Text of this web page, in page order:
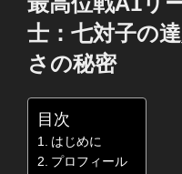
日:
士：七対子の
さの秘密
目次
はじめに
プロフィール